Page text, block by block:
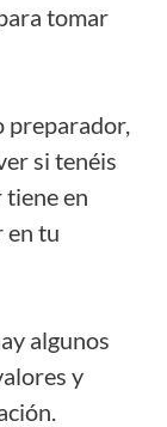
tomar
preparador,
si tenéis
tiene en
en tu
algunos
y